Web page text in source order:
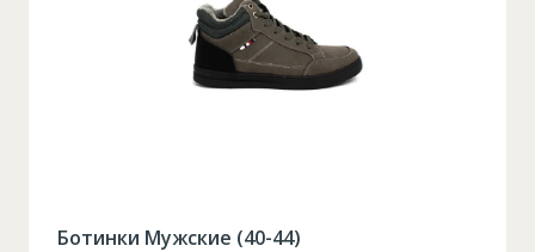
Ботинки Мужские (40-44)